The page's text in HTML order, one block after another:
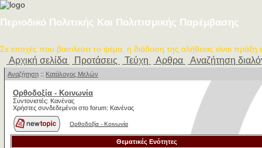
Περιοδικό Πολιτικής Και Πολιτισμικής Παρέμβασης
Σε εποχές που βασιλεύει το ψέμα, η διάδοση της αλήθειας είναι πράξη
Αρχική σελίδα Προτάσεις Τεύχη Αρθρα Αναζήτηση
Αναζήτηση :: Κατάλογος Μελών
Ορθοδοξία - Κοινωνία
Συντονιστές: Κανένας
Χρήστες συνδεδεμένοι στο forum: Κανένας
Ορθοδοξία - Κοινωνία
Θεματικές Ενότητες